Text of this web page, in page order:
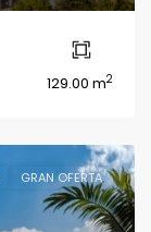
129.00 m2
GRAN OFERTA